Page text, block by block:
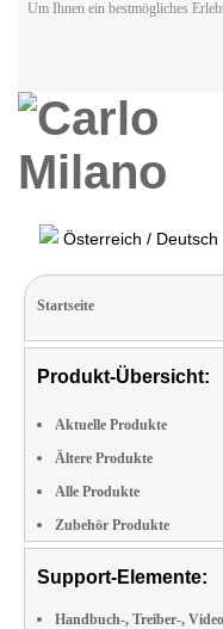
Um Ihnen ein bestmögliches
Österreich / Deutsch
Startseite
Produkt-Übersicht:
Aktuelle Produkte
Ältere Produkte
Alle Produkte
Zubehör Produkte
Support-Elemente:
Handbuch-, Treiber-,